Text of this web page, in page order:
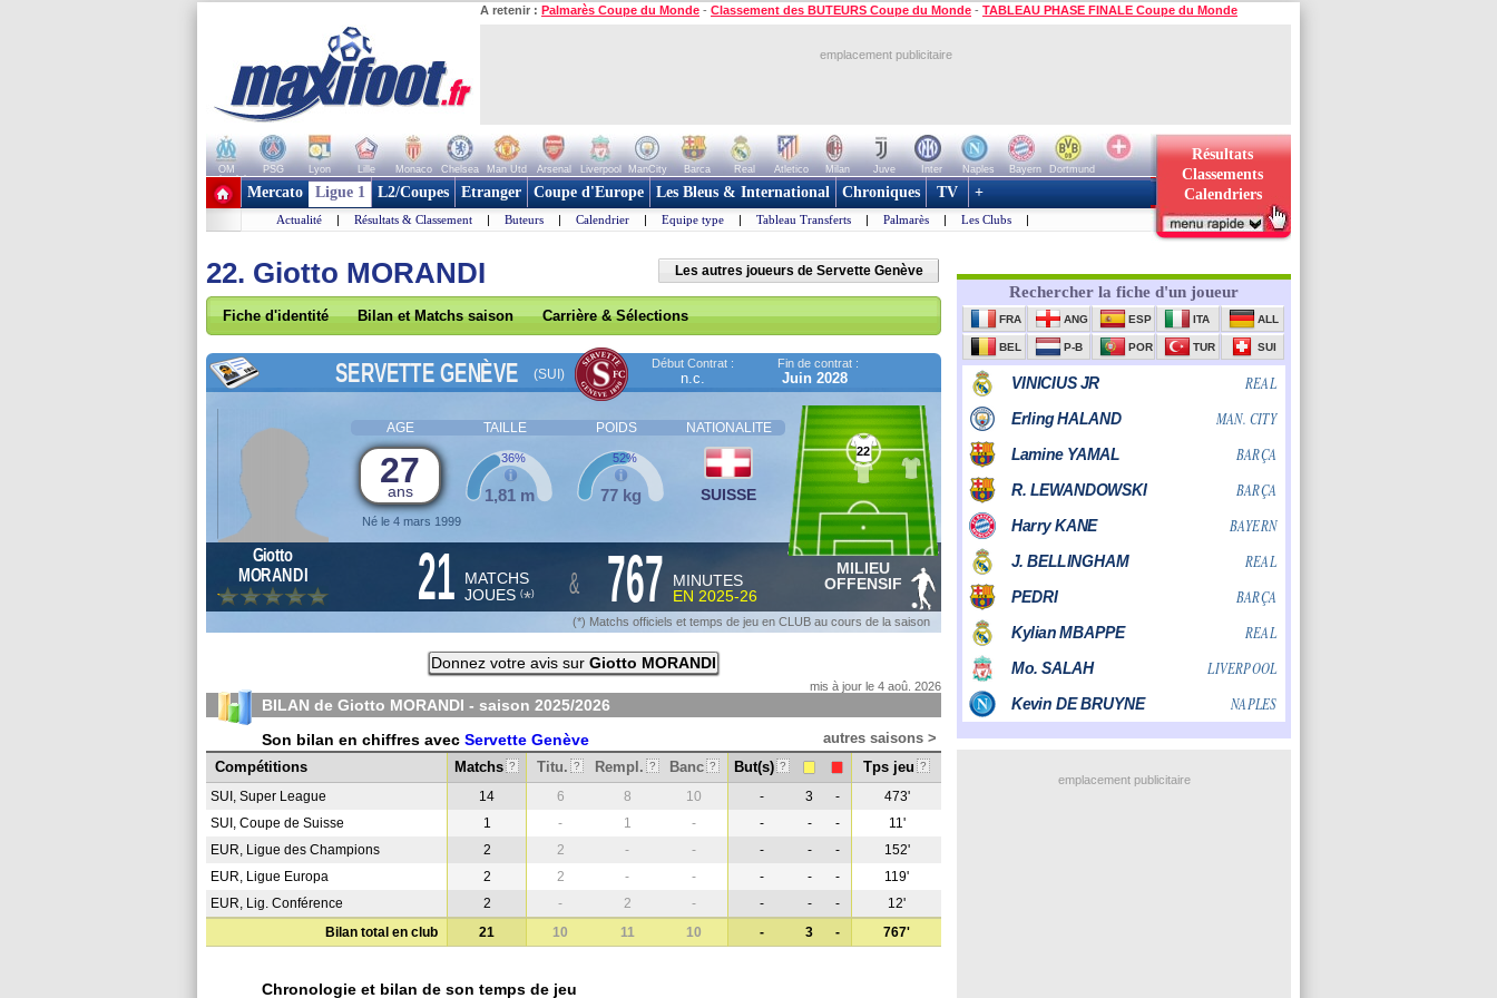
A retenir : Palmarès Coupe du Monde - Classement des BUTEURS Coupe du Monde - TABLEAU PHASE FINALE Coupe du Monde
emplacement publicitaire
OM PSG Lyon Lille Monaco Chelsea Man Utd Arsenal Liverpool ManCity Barca Real Atletico Milan Juve Inter Naples Bayern
Dortmund
+ de clubs
Résultats
Classements
Calendriers
Mercato Ligue 1 L2/Coupes Etranger Coupe d'Europe Les Bleus & International Chroniques TV +
Actualité | Résultats & Classement | Buteurs | Calendrier | Equipe type | Tableau Transferts | Palmarès | Les Clubs |
22. Giotto MORANDI Les autres joueurs de Servette Genève
Fiche d'identité Bilan et Matchs saison Carrière & Sélections
SERVETTE GENÈVE (SUI)
Début Contrat :
n.c.
Fin de contrat :
Juin 2028
AGE TAILLE POIDS NATIONALITE
27
ans
Né le 4 mars 1999
1,81 m
36%
77 kg
52%
SUISSE
22
Giotto
MORANDI
21 MATCHS
JOUES (*) & 767
MINUTES
EN 2025-26
MILIEU
OFFENSIF
(*) Matchs officiels et temps de jeu en CLUB au cours de la saison
Donnez votre avis sur Giotto MORANDI
mis à jour le 4 aoû. 2026
BILAN de Giotto MORANDI - saison 2025/2026
Son bilan en chiffres avec Servette Genève
autres saisons >
Compétitions
Matchs ? Titu. ? Rempl. ? Banc ? But(s) ? Tps jeu ?
SUI, Super League 14 6 8 10 - 3 -
473'
SUI, Coupe de Suisse
1 - 1 - - - -
11'
EUR, Ligue des Champions
2 2 - - - - -
152'
EUR, Ligue Europa
2 2 - - - - -
119'
EUR, Lig. Conférence
2 - 2 - - - -
12'
Bilan total en club
21 10 11 10 - 3 - 767'
Chronologie et bilan de son temps de jeu
emplacement publicitaire